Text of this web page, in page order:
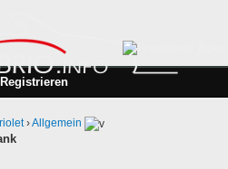
Registrieren
›Allgemein